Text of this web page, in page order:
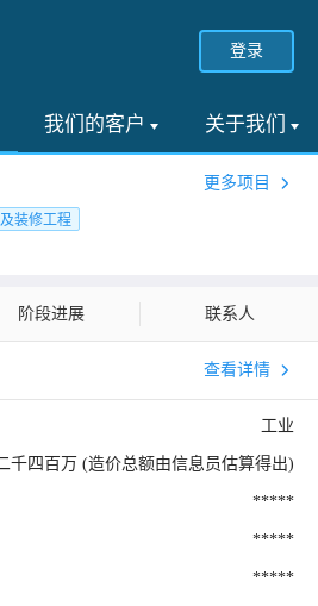
登录
我们的客户 关于我们
更多项目
装修工程
阶段进展 联系人
查看详情
工业
千四百万 (造价总额由信息员估算得出)
*****
*****
*****